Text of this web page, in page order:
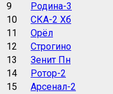
9
Родина-3
10
СКА-2 Хб
11
Орёл
12
Строгино
13
Зенит Пн
14
Ротор-2
15
Арсенал-2